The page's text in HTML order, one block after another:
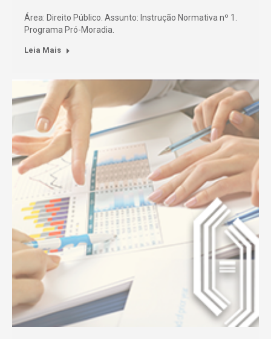
Área: Direito Público. Assunto: Instrução Normativa nº 1.
Programa Pró-Moradia.
Leia Mais